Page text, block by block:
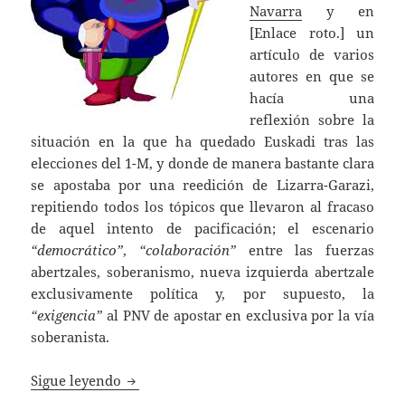
Navarra y en
[Enlace roto.] un
artículo de varios
autores en que se
hacía una
reflexión sobre la
situación en la que ha quedado Euskadi tras las
elecciones del 1-M, y donde de manera bastante clara
se apostaba por una reedición de Lizarra-Garazi,
repitiendo todos los tópicos que llevaron al fracaso
de aquel intento de pacificación; el escenario
“democrático”, “colaboración”entre las fuerzas
abertzales, soberanismo, nueva izquierda abertzale
exclusivamente política y, por supuesto, la
“exigencia” al PNV de apostar en exclusiva por la vía
soberanista.
Sigue leyendo Retos del soberanismo tras el 1-M